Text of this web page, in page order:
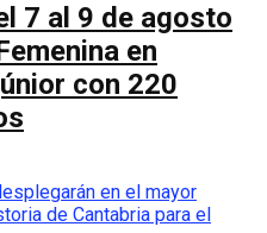
7 al 9 de agosto
en
con 220